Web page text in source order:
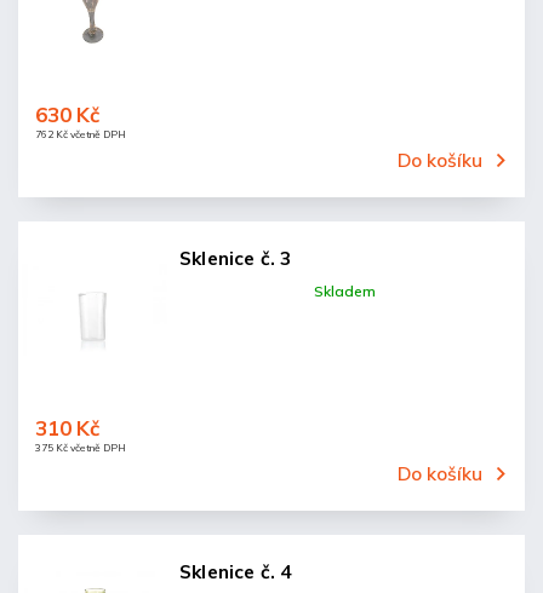
762 Kč včetně DPH
630 Kč
Do košíku
Sklenice č. 3
Skladem
375 Kč včetně DPH
310 Kč
Do košíku
Sklenice č. 4